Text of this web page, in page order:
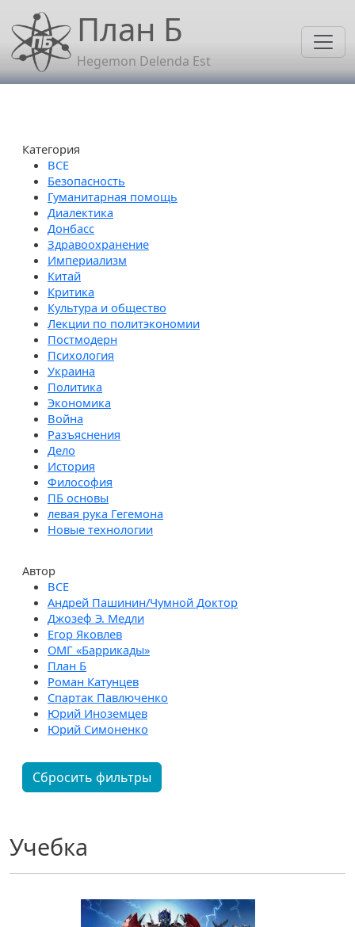
Перейти к основному содержанию
План Б
Hegemon Delenda Est
Учебка
Категория
Безопасность
Гуманитарная помощь
Диалектика
Донбасс
Здравоохранение
Империализм
Китай
Критика
Культура и общество
Лекции по политэкономии
Постмодерн
Психология
Украина
Политика
Экономика
Война
Разъяснения
Дело
История
Философия
ПБ основы
левая рука Гегемона
Новые технологии
Автор
Андрей Пашинин/Чумной Доктор
Джозеф Э. Медли
Егор Яковлев
ОМГ «Баррикады»
План Б
Роман Катунцев
Спартак Павлюченко
Юрий Иноземцев
Юрий Симоненко
Сбросить фильтры